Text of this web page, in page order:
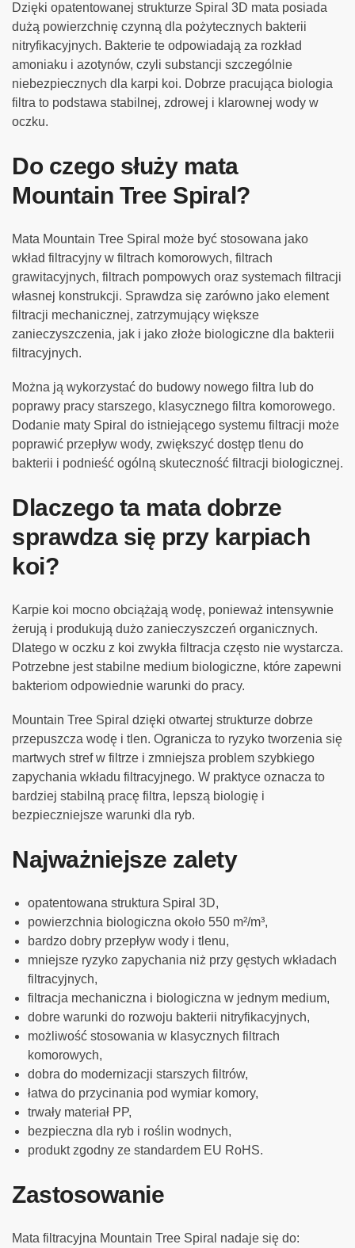
Dzięki opatentowanej strukturze Spiral 3D mata posiada
dużą powierzchnię czynną dla pożytecznych bakterii
nitryfikacyjnych. Bakterie te odpowiadają za rozkład
amoniaku i azotynów, czyli substancji szczególnie
niebezpiecznych dla karpi koi. Dobrze pracująca biologia
filtra to podstawa stabilnej, zdrowej i klarownej wody w
oczku.
Do czego służy mata
Mountain Tree Spiral?
Mata Mountain Tree Spiral może być stosowana jako
wkład filtracyjny w filtrach komorowych, filtrach
grawitacyjnych, filtrach pompowych oraz systemach filtracji
własnej konstrukcji. Sprawdza się zarówno jako element
filtracji mechanicznej, zatrzymujący większe
zanieczyszczenia, jak i jako złoże biologiczne dla bakterii
filtracyjnych.
Można ją wykorzystać do budowy nowego filtra lub do
poprawy pracy starszego, klasycznego filtra komorowego.
Dodanie maty Spiral do istniejącego systemu filtracji może
poprawić przepływ wody, zwiększyć dostęp tlenu do
bakterii i podnieść ogólną skuteczność filtracji biologicznej.
Dlaczego ta mata dobrze
sprawdza się przy karpiach
koi?
Karpie koi mocno obciążają wodę, ponieważ intensywnie
żerują i produkują dużo zanieczyszczeń organicznych.
Dlatego w oczku z koi zwykła filtracja często nie wystarcza.
Potrzebne jest stabilne medium biologiczne, które zapewni
bakteriom odpowiednie warunki do pracy.
Mountain Tree Spiral dzięki otwartej strukturze dobrze
przepuszcza wodę i tlen. Ogranicza to ryzyko tworzenia się
martwych stref w filtrze i zmniejsza problem szybkiego
zapychania wkładu filtracyjnego. W praktyce oznacza to
bardziej stabilną pracę filtra, lepszą biologię i
bezpieczniejsze warunki dla ryb.
Najważniejsze zalety
opatentowana struktura Spiral 3D,
powierzchnia biologiczna około 550 m²/m³,
bardzo dobry przepływ wody i tlenu,
mniejsze ryzyko zapychania niż przy gęstych wkładach
filtracyjnych,
filtracja mechaniczna i biologiczna w jednym medium,
dobre warunki do rozwoju bakterii nitryfikacyjnych,
możliwość stosowania w klasycznych filtrach
komorowych,
dobra do modernizacji starszych filtrów,
łatwa do przycinania pod wymiar komory,
trwały materiał PP,
bezpieczna dla ryb i roślin wodnych,
produkt zgodny ze standardem EU RoHS.
Zastosowanie
Mata filtracyjna Mountain Tree Spiral nadaje się do: